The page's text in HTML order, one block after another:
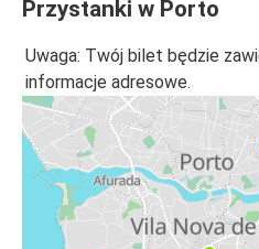
Przystanki w Porto
Uwaga: Twój bilet będzie
informacje adresowe.